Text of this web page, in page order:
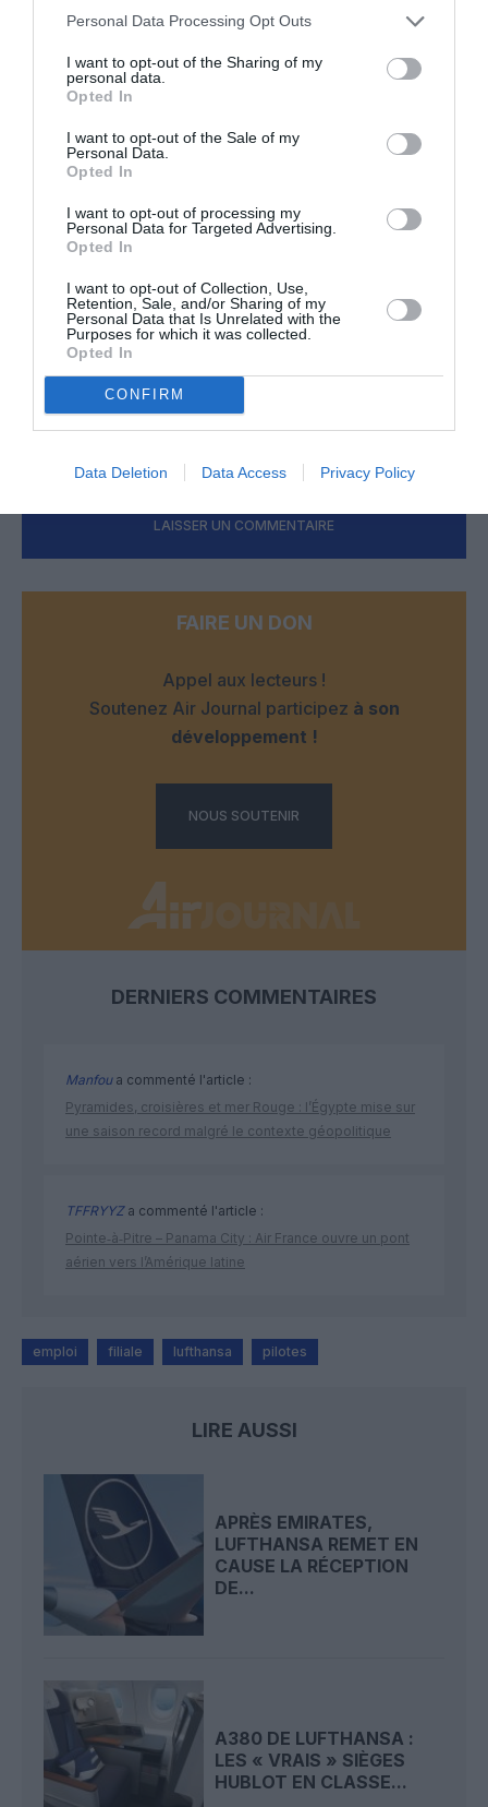
Personal Data Processing Opt Outs
I want to opt-out of the Sharing of my
personal data.
Opted In
I want to opt-out of the Sale of my
Personal Data.
Opted In
I want to opt-out of processing my
Personal Data for Targeted Advertising.
Opted In
I want to opt-out of Collection, Use,
Retention, Sale, and/or Sharing of my
Personal Data that Is Unrelated with the
Purposes for which it was collected.
Opted In
CONFIRM
Data Deletion Data Access Privacy Policy
min
Assez d’accord. Ils en savent juste suffisamment
pour diriger le groupe aérien le plus puissant
empêchent d’aller au-delà…
servius magdala a commenté :
16 mars 2022 - 18 h 12 min
Bonsoir je suis une haitienne je Laissez Mon Mari et 2 anfents
en turquie je veux Les faire venir a moi Santo Domingo a
chaque fois je veux acheter des billet Ils nous demandent un
visa de transit pour faire du scale , qu ‘est ce je dois faire s ‘il
vous plait
LAISSER UN COMMENTAIRE
FAIRE UN DON
Appel aux lecteurs !
Soutenez Air Journal participez à son
développement !
NOUS SOUTENIR
DERNIERS COMMENTAIRES
Manfoua commenté l'article :
Pyramides, croisières et mer Rouge : l’Égypte mise sur
une saison record malgré le contexte géopolitique
TFFRYYZa commenté l'article :
Pointe‑à‑Pitre – Panama City : Air France ouvre un pont
aérien vers l’Amérique latine
emploi filiale lufthansa pilotes
LIRE AUSSI
APRÈS EMIRATES,
LUFTHANSA REMET EN
CAUSE LA RÉCEPTION
DE...
A380 DE LUFTHANSA :
LES « VRAIS » SIÈGES
HUBLOT EN CLASSE...